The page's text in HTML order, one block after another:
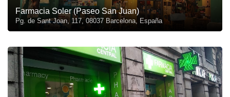
Farmacia Soler (Paseo San Juan)
Pg. de Sant Joan, 117, 08037 Barcelona, España